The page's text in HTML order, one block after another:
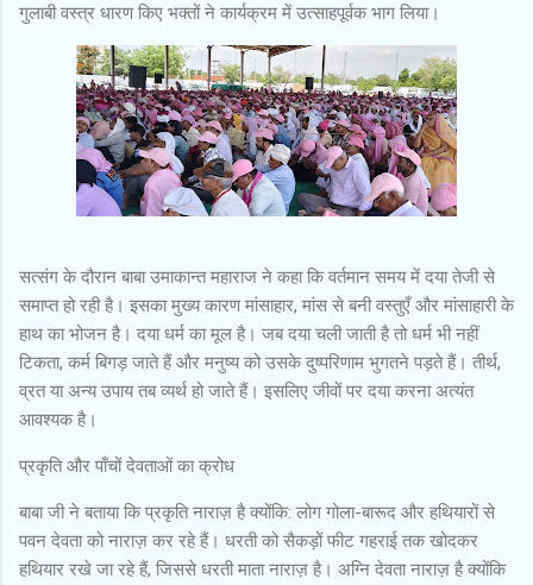
गुलाबी वस्त्र धारण किए भक्तों ने कार्यक्रम में उत्साहपूर्वक भाग लिया।
सत्संग के दौरान बाबा उमाकान्त महाराज ने कहा कि वर्तमान समय में दया तेजी से
समाप्त हो रही है। इसका मुख्य कारण मांसाहार, मांस से बनी वस्तुएँ और मांसाहारी के
हाथ का भोजन है। दया धर्म का मूल है। जब दया चली जाती है तो धर्म भी नहीं
टिकता, कर्म बिगड़ जाते हैं और मनुष्य को उसके दुष्परिणाम भुगतने पड़ते हैं। तीर्थ,
व्रत या अन्य उपाय तब व्यर्थ हो जाते हैं। इसलिए जीवों पर दया करना अत्यंत
आवश्यक है।
प्रकृति और पाँचों देवताओं का क्रोध
बाबा जी ने बताया कि प्रकृति नाराज़ है क्योंकि: लोग गोला-बारूद और हथियारों से
पवन देवता को नाराज़ कर रहे हैं। धरती को सैकड़ों फीट गहराई तक खोदकर
हथियार रखे जा रहे हैं, जिससे धरती माता नाराज़ है। अग्नि देवता नाराज़ है क्योंकि